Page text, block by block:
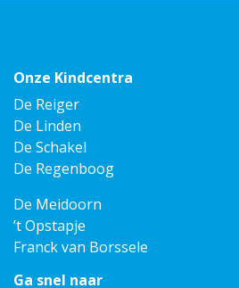
Onze Kindcentra
De Reiger
De Linden
De Schakel
De Regenboog
De Meidoorn
’t Opstapje
Franck van Borssele
Ga snel naar